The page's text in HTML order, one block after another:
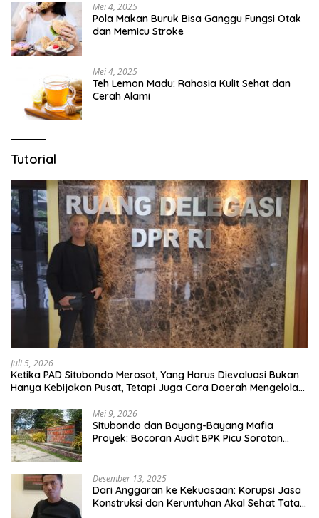
Mei 4, 2025
Pola Makan Buruk Bisa Ganggu Fungsi Otak
dan Memicu Stroke
Mei 4, 2025
Teh Lemon Madu: Rahasia Kulit Sehat dan
Cerah Alami
Tutorial
Juli 5, 2026
Ketika PAD Situbondo Merosot, Yang Harus Dievaluasi Bukan
Hanya Kebijakan Pusat, Tetapi Juga Cara Daerah Mengelola
Mei 9, 2026
Situbondo dan Bayang-Bayang Mafia
Proyek: Bocoran Audit BPK Picu Sorotan
Desember 13, 2025
Dari Anggaran ke Kekuasaan: Korupsi Jasa
Konstruksi dan Keruntuhan Akal Sehat Tata